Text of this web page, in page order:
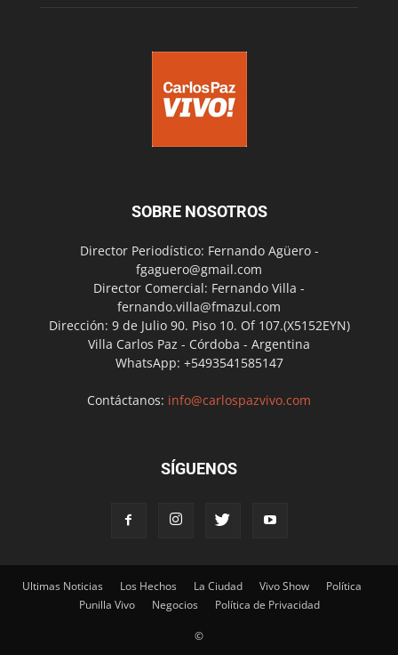
SOBRE NOSOTROS
Director Periodístico: Fernando Agüero -
fgaguero@gmail.com
Director Comercial: Fernando Villa -
fernando.villa@fmazul.com
Dirección: 9 de Julio 90. Piso 10. Of 107.(X5152EYN)
Villa Carlos Paz - Córdoba - Argentina
WhatsApp: +5493541585147
Contáctanos: info@carlospazvivo.com
SÍGUENOS
Ultimas Noticias Los Hechos La Ciudad Vivo Show
Política
Punilla Vivo
Negocios Política de Privacidad
©